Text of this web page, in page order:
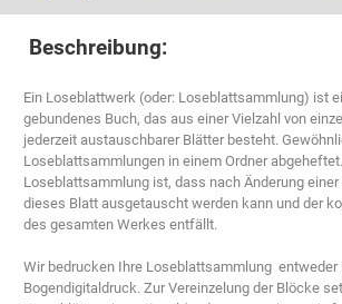
Beschreibung:
Ein Loseblattwerk (oder: Loseblattsammlung) ist
gebundenes Buch, das aus einer Vielzahl von
jederzeit austauschbarer Blätter besteht.
Loseblattsammlungen in einem Ordner
Loseblattsammlung ist, dass nach Änderung
dieses Blatt ausgetauscht werden kann und der
des gesamten Werkes entfällt.
Wir bedrucken Ihre Loseblattsammlung entweder
Bogendigitaldruck. Zur Vereinzelung der Blöcke